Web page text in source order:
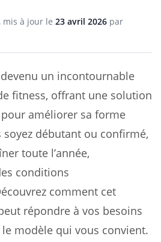
mis à jour le 23 avril 2026 par
un incontournable
fitness, offrant une solution
améliorer sa forme
soyez débutant ou confirmé,
toute l’année,
conditions
comment cet
répondre à vos besoins
modèle qui vous convient.